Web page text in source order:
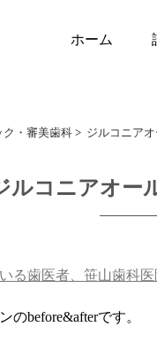
ホーム
ク・審美歯科 > ジルコニア
ルコニアオー
る歯医者、笹山歯科医
before&afterです。